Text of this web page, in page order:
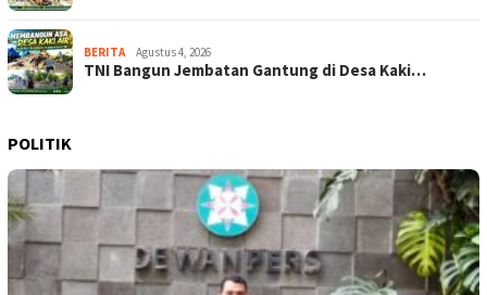
BERITA Agustus 4, 2026
TNI Bangun Jembatan Gantung di Desa Kaki…
POLITIK